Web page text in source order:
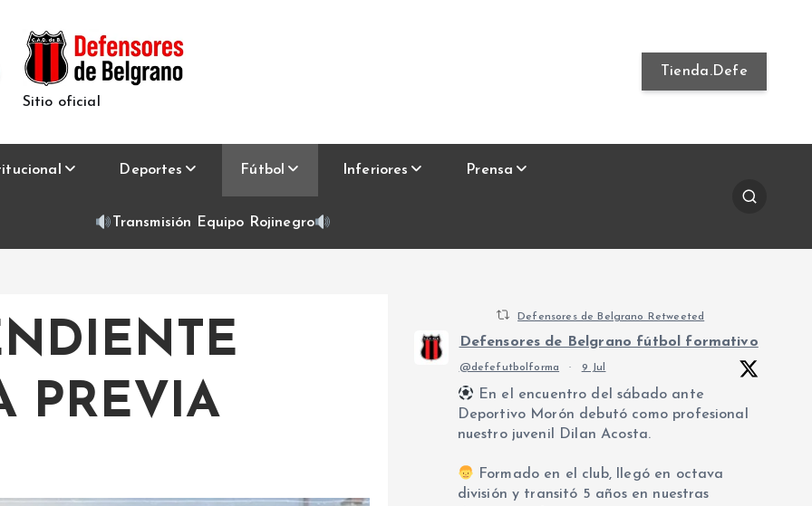
Sitio oficial
Tienda.Defe
Deportes Fútbol Inferiores Prensa
Transmisión Equipo Rojinegro
PREVIA
Defensores de Belgrano Retweeted
Defensores de Belgrano fútbol formativo
@defefutbolforma · 9 Jul
En el encuentro del sábado ante
Deportivo Morón debutó como profesional
nuestro juvenil Dilan Acosta.
Formado en el club, llegó en octava
división y transitó 5 años en nuestras